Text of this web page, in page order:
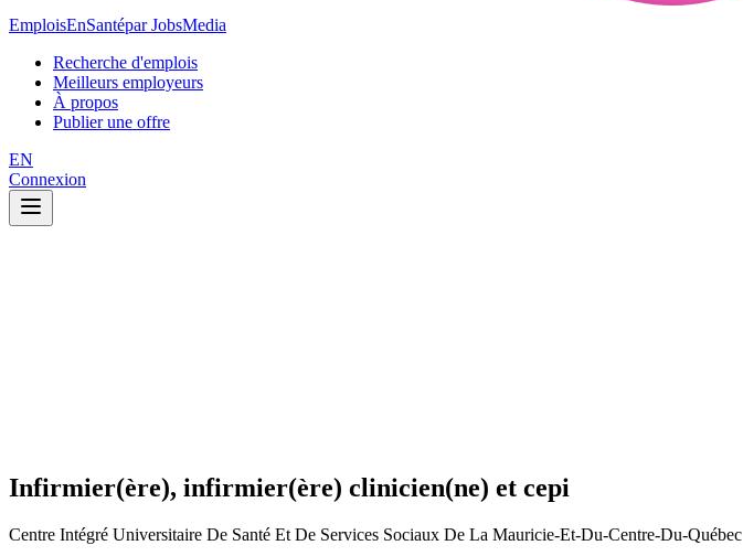
EmploisEnSantépar JobsMedia
Recherche d'emplois
Meilleurs employeurs
À propos
Publier une offre
EN
Connexion
Infirmier(ère), infirmier(ère) clinicien(ne) et cepi
Centre Intégré Universitaire De Santé Et De Services Sociaux De La Mauricie-Et-Du-Centre-Du-Québec